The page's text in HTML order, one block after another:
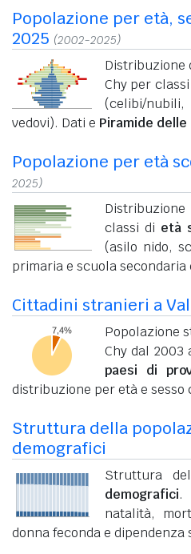
Popolazione per età,
2025 (2002-2025)
Distribuzione
Chy per
(celibi/
vedovi). Dati e Piramide delle
Popolazione per età
2025)
classi di età
(asilo nido,
primaria e scuola secondaria
Cittadini stranieri a
Popolazione
Chy dal 2003
paesi di
distribuzione per età e sesso
Struttura della
demografici
Struttura
demografici.
natalità,
donna feconda e